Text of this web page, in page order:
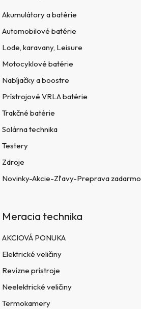
Akumulátory a batérie
Automobilové batérie
Lode, karavany, Leisure
Motocyklové batérie
Nabíjačky a boostre
Prístrojové VRLA batérie
Trakčné batérie
Solárna technika
Testery
Zdroje
Novinky-Akcie-Zľavy-Preprava zadarmo
Meracia technika
AKCIOVÁ PONUKA
Elektrické veličiny
Revízne prístroje
Neelektrické veličiny
Termokamery